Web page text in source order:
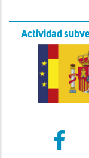
Actividad